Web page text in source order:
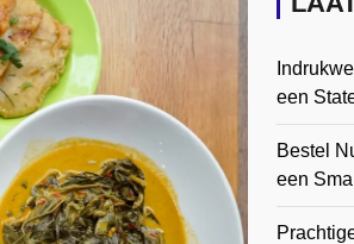
een
Bestel
een